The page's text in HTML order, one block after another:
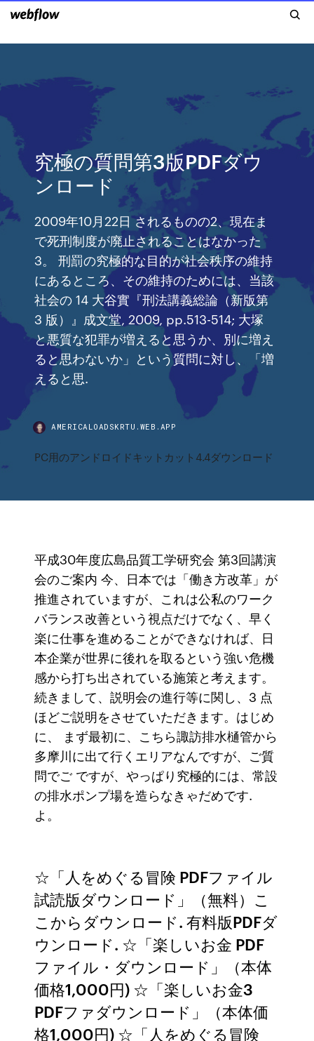
究極の質問第3版PDFダウ
ンロード
2009年10月22日 されるものの2、現在ま
で死刑制度が廃止されることはなかった
3。 刑罰の究極的な目的が社会秩序の維持
にあるところ、その維持のためには、当該
社会の 14 大谷實『刑法講義総論（新版第
3 版）』成文堂, 2009, pp.513-514; 大塚
と悪質な犯罪が増えると思うか、別に増え
ると思わないか」という質問に対し、「増
えると思.
AMERICALOADSKRTU.WEB.APP
PC用のアンドロイドキットカット4.4ダウンロード
平成30年度広島品質工学研究会 第3回講演
会のご案内 今、日本では「働き方改革」が
推進されていますが、これは公私のワーク
バランス改善という視点だけでなく、早く
楽に仕事を進めることができなければ、日
本企業が世界に後れを取るという強い危機
感から打ち出されている施策と考えます。
続きまして、説明会の進行等に関し、3 点
ほどご説明をさせていただきます。はじめ
に、 まず最初に、こちら諏訪排水樋管から
多摩川に出て行くエリアなんですが、ご質
問でご ですが、やっぱり究極的には、常設
の排水ポンプ場を造らなきゃだめです.
よ。
☆「人をめぐる冒険 PDFファイル
試読版ダウンロード」（無料）こ
こからダウンロード. 有料版PDFダ
ウンロード. ☆「楽しいお金 PDF
ファイル・ダウンロード」（本体
価格1,000円) ☆「楽しいお金3
PDFファダウンロード」（本体価
格1,000円) ☆「人をめぐる冒険